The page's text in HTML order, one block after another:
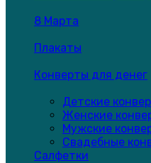
8 Марта
Плакаты
Конверты для денег
Детские
Женские
Мужские
Свадебные
Салфетки